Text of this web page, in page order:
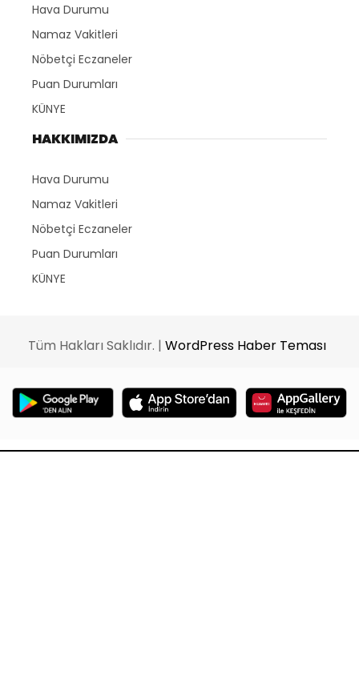
Hava Durumu
Namaz Vakitleri
Nöbetçi Eczaneler
Puan Durumları
KÜNYE
HAKKIMIZDA
Hava Durumu
Namaz Vakitleri
Nöbetçi Eczaneler
Puan Durumları
KÜNYE
Tüm Hakları Saklıdır. | WordPress Haber Teması